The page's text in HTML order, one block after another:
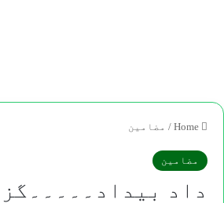
/ مضامین
مضامین
داد